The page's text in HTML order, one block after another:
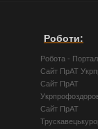
Роботи:
Робота -
Сайт ПрАТ
Сайт ПрАТ
Сайт ПрАТ